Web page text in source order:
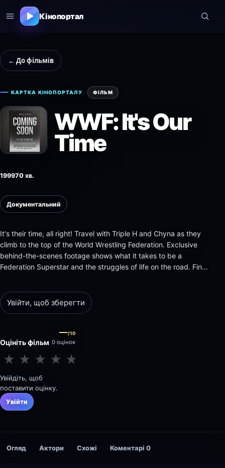
Кінопортал
← До фільмів
КАРТКА КІНОПОРТАЛУ ФІЛЬМ
WWF: It's Our
Time
199970 хв.
Документальний
It's their time, all right! Travel with Triple H and Chyna as they
climb to the top of the World Wrestling Federation. Exclusive
behind-the-scenes footage shows what it takes to be a
Federation Superstar and the struggles of life on the road. Find
Увійти, щоб зберегти
Оцініть фільм
—/10
0 оцінок
★ ★ ★ ★ ★
Увійдіть, щоб
поставити оцінку.
Увійти
Огляд Актори Схожі Коментарі 0